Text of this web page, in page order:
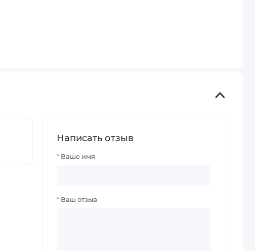
Написать отзыв
Ваше имя
Ваш отзыв